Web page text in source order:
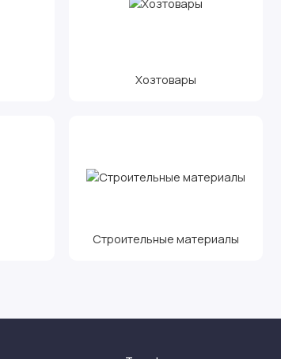
Хозтовары
Строительные материалы